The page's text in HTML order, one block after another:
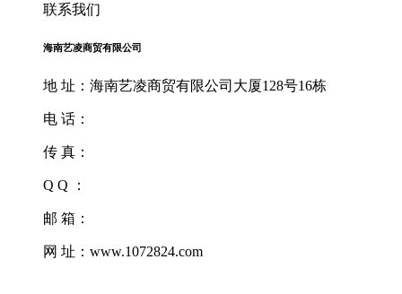
联系我们
海南艺凌商贸有限公司
地 址：海南艺凌商贸有限公司大厦128号16栋
电 话：
传 真：
Q Q ：
邮 箱：
网 址：www.1072824.com